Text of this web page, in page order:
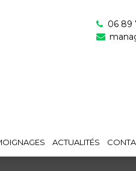
06 89
ACTUALITÉS